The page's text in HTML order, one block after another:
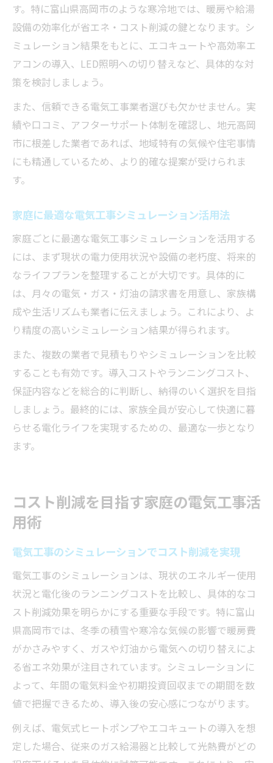
す。特に富山県高岡市のような寒冷地では、暖房や給湯
設備の効率化が省エネ・コスト削減の鍵となります。シ
ミュレーション結果をもとに、エコキュートや高効率エ
アコンの導入、LED照明への切り替えなど、具体的な対
策を検討しましょう。
また、信頼できる電気工事業者選びも欠かせません。実
績や口コミ、アフターサポート体制を確認し、地元高岡
市に根差した業者であれば、地域特有の気候や住宅事情
にも精通しているため、より的確な提案が受けられま
す。
家庭に最適な電気工事シミュレーション活用法
家庭ごとに最適な電気工事シミュレーションを活用する
には、まず現状の電力使用状況や設備の老朽度、将来的
なライフプランを整理することが大切です。具体的に
は、月々の電気・ガス・灯油の請求書を用意し、家族構
成や生活リズムも業者に伝えましょう。これにより、よ
り精度の高いシミュレーション結果が得られます。
また、複数の業者で見積もりやシミュレーションを比較
することも有効です。導入コストやランニングコスト、
保証内容などを総合的に判断し、納得のいく選択を目指
しましょう。最終的には、家族全員が安心して快適に暮
らせる電化ライフを実現するための、最適な一歩となり
ます。
コスト削減を目指す家庭の電気工事活
用術
電気工事のシミュレーションでコスト削減を実現
電気工事のシミュレーションは、現状のエネルギー使用
状況と電化後のランニングコストを比較し、具体的なコ
スト削減効果を明らかにする重要な手段です。特に富山
県高岡市では、冬季の積雪や寒冷な気候の影響で暖房費
がかさみやすく、ガスや灯油から電気への切り替えによ
る省エネ効果が注目されています。シミュレーションに
よって、年間の電気料金や初期投資回収までの期間を数
値で把握できるため、導入後の安心感につながります。
例えば、電気式ヒートポンプやエコキュートの導入を想
定した場合、従来のガス給湯器と比較して光熱費がどの